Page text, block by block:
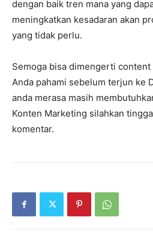
dengan baik tren mana yang
meningkatkan kesadaran akan
yang tidak perlu.
Semoga bisa dimengerti
Anda pahami sebelum terjun ke
anda merasa masih
Konten Marketing silahkan
komentar.